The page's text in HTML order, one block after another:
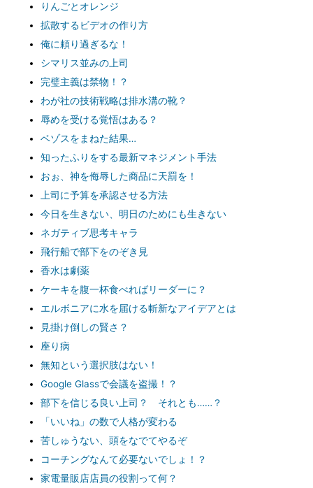
りんごとオレンジ
拡散するビデオの作り方
俺に頼り過ぎるな！
シマリス並みの上司
完璧主義は禁物！？
わが社の技術戦略は排水溝の靴？
辱めを受ける覚悟はある？
ベゾスをまねた結果…
知ったふりをする最新マネジメント手法
おぉ、神を侮辱した商品に天罰を！
上司に予算を承認させる方法
今日を生きない、明日のためにも生きない
ネガティブ思考キャラ
飛行船で部下をのぞき見
香水は劇薬
ケーキを腹一杯食べればリーダーに？
エルボニアに水を届ける斬新なアイデアとは
見掛け倒しの賢さ？
座り病
無知という選択肢はない！
Google Glassで会議を盗撮！？
部下を信じる良い上司？ それとも……？
「いいね」の数で人格が変わる
苦しゅうない、頭をなでてやるぞ
コーチングなんて必要ないでしょ！？
家電量販店店員の役割って何？